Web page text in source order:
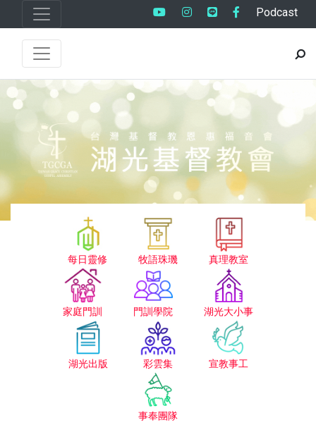
Podcast
每日靈修 牧語珠璣 真理教室
家庭門訓 門訓學院 湖光大小事
湖光出版 彩雲集 宣教事工
事奉團隊